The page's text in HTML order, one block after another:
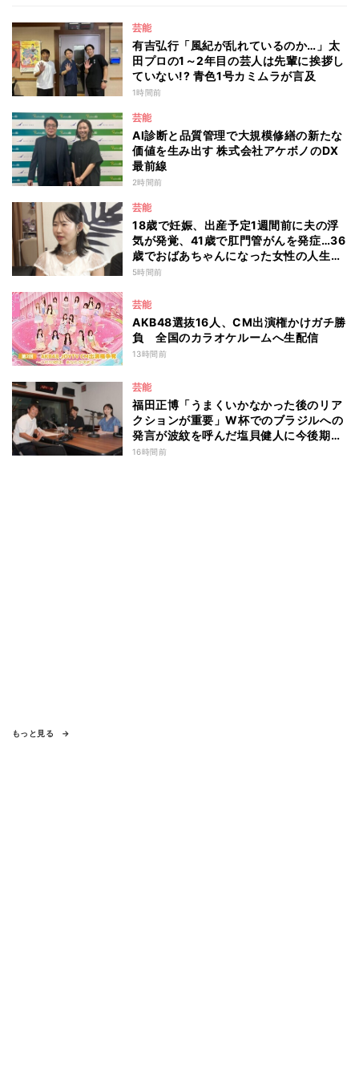
芸能
有吉弘行「風紀が乱れているのか…」太
田プロの1～2年目の芸人は先輩に挨拶し
ていない!? 青色1号カミムラが言及
1時間前
芸能
AI診断と品質管理で大規模修繕の新たな
価値を生み出す 株式会社アケボノのDX
最前線
2時間前
芸能
18歳で妊娠、出産予定1週間前に夫の浮
気が発覚、41歳で肛門管がんを発症…36
歳でおばあちゃんになった女性の人生に
島田珠代も思わず涙 『愛のハイエナ
5時間前
芸能
AKB48選抜16人、CM出演権かけガチ勝
負 全国のカラオケルームへ生配信
13時間前
芸能
福田正博「うまくいかなかった後のリア
クションが重要」W杯でのブラジルへの
発言が波紋を呼んだ塩貝健人に今後期待
することは？
16時間前
もっと見る